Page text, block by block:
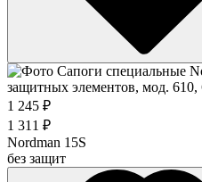
1 245 ₽
1 311 ₽
Nordman 15S
без защит